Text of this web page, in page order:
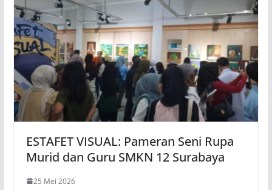
ESTAFET VISUAL: Pameran Seni Rupa
Murid dan Guru SMKN 12 Surabaya
25 Mei 2026